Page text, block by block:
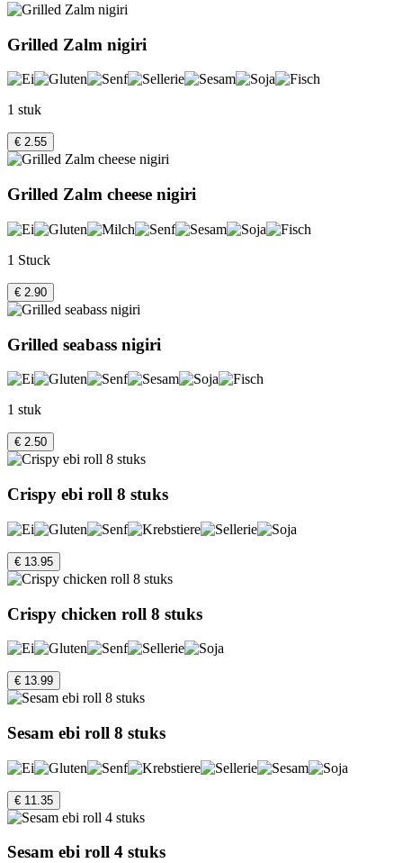
Grilled Zalm nigiri
1 stuk
€ 2.55
Grilled Zalm cheese nigiri
1 Stuck
€ 2.90
Grilled seabass nigiri
1 stuk
€ 2.50
Crispy ebi roll 8 stuks
€ 13.95
Crispy chicken roll 8 stuks
€ 13.99
Sesam ebi roll 8 stuks
€ 11.35
Sesam ebi roll 4 stuks